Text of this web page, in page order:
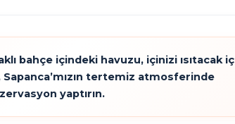
bahçe içindeki havuzu, içinizi ısıtacak iç
tertemiz atmosferinde
yaptırın.
1
JAKUZI
1
ŞÖMINE
1